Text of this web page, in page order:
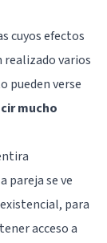
cuyos efectos
realizado varios
pueden verse
mucho
pareja se ve
, para
acceso a